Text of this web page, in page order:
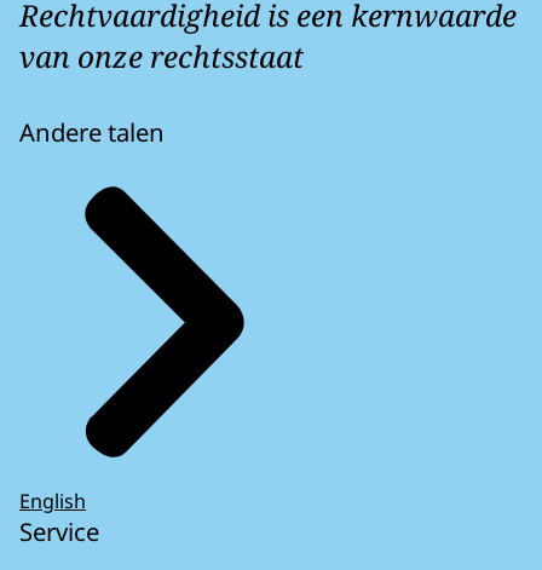
Rechtvaardigheid is een kernwaarde
van onze rechtsstaat
Andere talen
English
Service